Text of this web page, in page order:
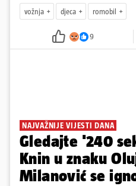
vožnja djeca romobil
9
NAJVAŽNIJE VIJESTI DANA
Gledajte '240
Knin u znaku
Milanović se